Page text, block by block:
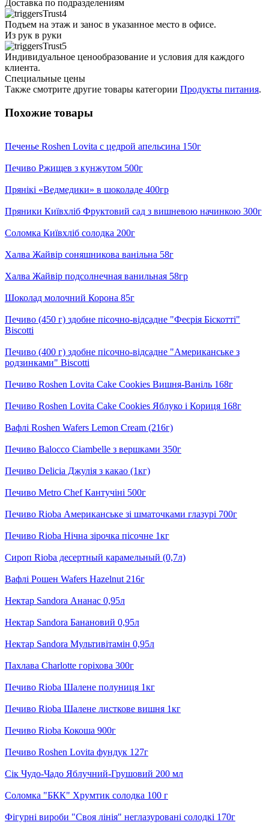
Доставка по подразделениям
Подъем на этаж и занос в указанное место в офисе.
Из рук в руки
Индивидуальное ценообразование и условия для каждого
клиента.
Специальные цены
Также смотрите другие товары категории Продукты питания.
Похожие товары
Печенье Roshen Lovita с цедрой апельсина 150г
Печиво Ржищев з кунжутом 500г
Прянікі «Ведмедики» в шоколаде 400гр
Пряники Київхліб Фруктовий сад з вишневою начинкою 300г
Соломка Київхліб солодка 200г
Халва Жайвір соняшникова ванільна 58г
Халва Жайвір подсолнечная ванильная 58гр
Шоколад молочний Корона 85г
Печиво (450 г) здобне пісочно-відсадне "Феєрія Біскотті"
Biscotti
Печиво (400 г) здобне пісочно-відсадне "Американське з
родзинками" Biscotti
Печиво Roshen Lovita Cake Cookies Вишня-Ваніль 168г
Печиво Roshen Lovita Cake Cookies Яблуко і Кориця 168г
Вафлі Roshen Wafers Lemon Cream (216г)
Печиво Balocco Ciambelle з вершками 350г
Печиво Delicia Джулія з какао (1кг)
Печиво Metro Chef Кантучіні 500г
Печиво Rioba Американське зі шматочками глазурі 700г
Печиво Rioba Нічна зірочка пісочне 1кг
Сироп Rioba десертный карамельный (0,7л)
Вафлі Рошен Wafers Hazelnut 216г
Нектар Sandora Ананас 0,95л
Нектар Sandora Банановий 0,95л
Нектар Sandora Мультивітамін 0,95л
Пахлава Charlotte горіхова 300г
Печиво Rioba Шалене полуниця 1кг
Печиво Rioba Шалене листкове вишня 1кг
Печиво Rioba Кокоша 900г
Печиво Roshen Lovita фундук 127г
Сік Чудо-Чадо Яблучний-Грушовий 200 мл
Соломка "БКК" Хрумтик солодка 100 г
Фігурні вироби "Своя лінія" неглазуровані солодкі 170г